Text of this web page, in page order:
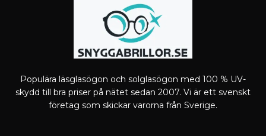
Populära läsglasögon och solglasögon med 100 % UV-
skydd till bra priser på nätet sedan 2007. Vi är ett svenskt
företag som skickar varorna från Sverige.